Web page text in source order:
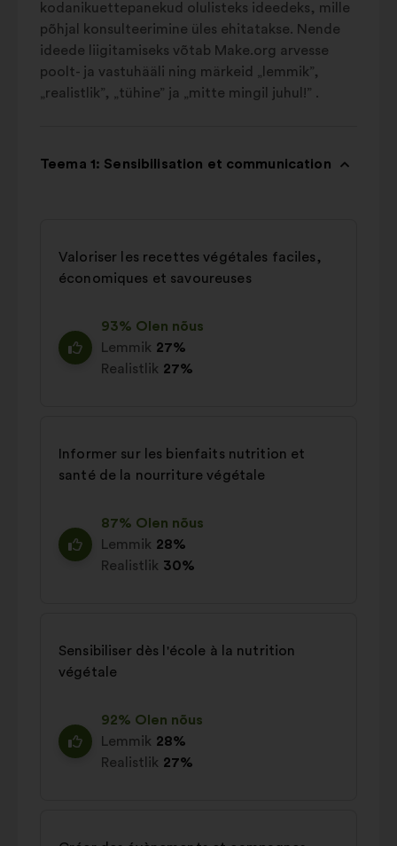
kodanikuettepanekud olulisteks ideedeks, mille
põhjal konsulteerimine üles ehitatakse. Nende
ideede liigitamiseks võtab Make.org arvesse
poolt- ja vastuhääli ning märkeid „lemmik”,
„realistlik”, „tühine” ja „mitte mingil juhul!” .
Teema 1: Sensibilisation et communication
Valoriser les recettes végétales faciles,
économiques et savoureuses
93% Olen nõus
Lemmik 27%
Realistlik 27%
Informer sur les bienfaits nutrition et
santé de la nourriture végétale
87% Olen nõus
Lemmik 28%
Realistlik 30%
Sensibiliser dès l'école à la nutrition
végétale
92% Olen nõus
Lemmik 28%
Realistlik 27%